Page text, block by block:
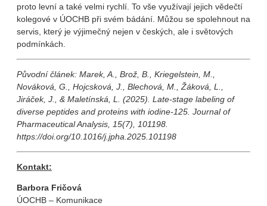
proto levní a také velmi rychlí. To vše využívají jejich vědečtí
kolegové v ÚOCHB při svém bádání. Můžou se spolehnout na
servis, který je výjimečný nejen v českých, ale i světových
podmínkách.
Původní článek: Marek, A., Brož, B., Kriegelstein, M.,
Nováková, G., Hojcsková, J., Blechová, M., Žáková, L.,
Jiráček, J., & Maletínská, L. (2025). Late-stage labeling of
diverse peptides and proteins with iodine-125. Journal of
Pharmaceutical Analysis, 15(7), 101198.
https://doi.org/10.1016/j.jpha.2025.101198
Kontakt:
Barbora Fričová
ÚOCHB – Komunikace